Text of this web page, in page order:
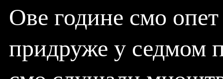
Ове године смо
придруже у седмом